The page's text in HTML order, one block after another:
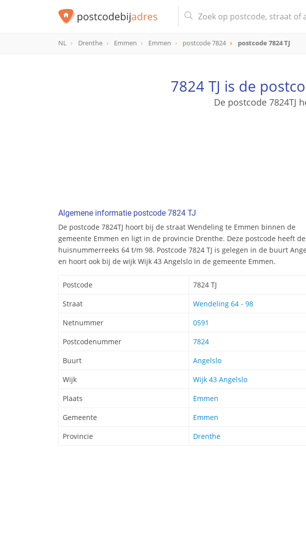
NL Drenthe Emmen Emmen postcode 7824 postcode 7824 TJ
7824 TJ is de
De postcode 7824TJ
Algemene informatie postcode 7824 TJ
De postcode 7824TJ hoort bij de straat Wendeling te Emmen binnen de
gemeente Emmen en ligt in de provincie Drenthe. Deze postcode heeft de
huisnummerreeks 64 t/m 98. Postcode 7824 TJ is gelegen in de buurt
en hoort ook bij de wijk Wijk 43 Angelslo in de gemeente Emmen.
Postcode
7824 TJ
Straat
Wendeling 64 - 98
Netnummer
0591
Postcodenummer
7824
Buurt
Angelslo
Wijk
Wijk 43 Angelslo
Plaats
Emmen
Gemeente
Emmen
Provincie
Drenthe